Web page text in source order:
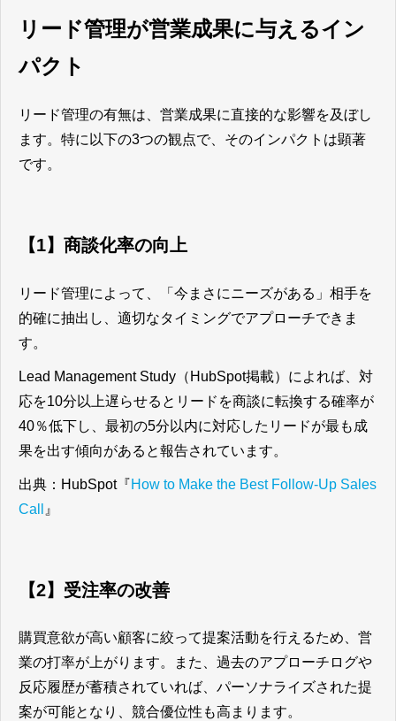
リード管理が営業成果に与えるイン
パクト
リード管理の有無は、営業成果に直接的な影響を及ぼし
ます。特に以下の3つの観点で、そのインパクトは顕著
です。
【1】商談化率の向上
リード管理によって、「今まさにニーズがある」相手を
的確に抽出し、適切なタイミングでアプローチできま
す。
Lead Management Study（HubSpot掲載）によれば、対
応を10分以上遅らせるとリードを商談に転換する確率が
40％低下し、最初の5分以内に対応したリードが最も成
果を出す傾向があると報告されています。
出典：HubSpot『How to Make the Best Follow-Up Sales
Call
』
【2】受注率の改善
購買意欲が高い顧客に絞って提案活動を行えるため、営
業の打率が上がります。また、過去のアプローチログや
反応履歴が蓄積されていれば、パーソナライズされた提
案が可能となり、競合優位性も高まります。